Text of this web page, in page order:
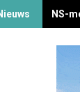
NS-